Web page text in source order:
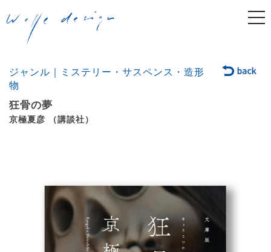
ジャンル｜ミステリー・サスペンス・造形
物
狂骨の夢
京極夏彦 （講談社）